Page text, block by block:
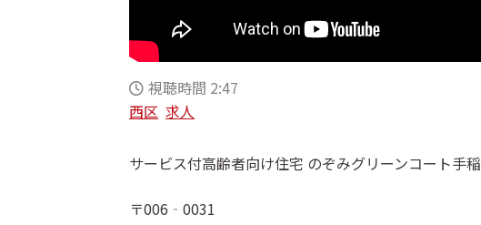
視聴時間 2:47
西区 求人
サービス付高齢者向け住宅 のぞみグリーンコート手稲
〒006‐0031